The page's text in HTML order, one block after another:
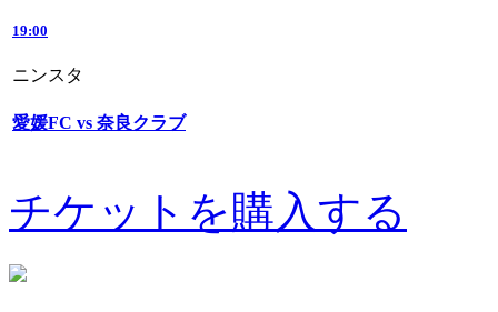
19:00
ニンスタ
愛媛FC vs 奈良クラブ
チケットを購入する